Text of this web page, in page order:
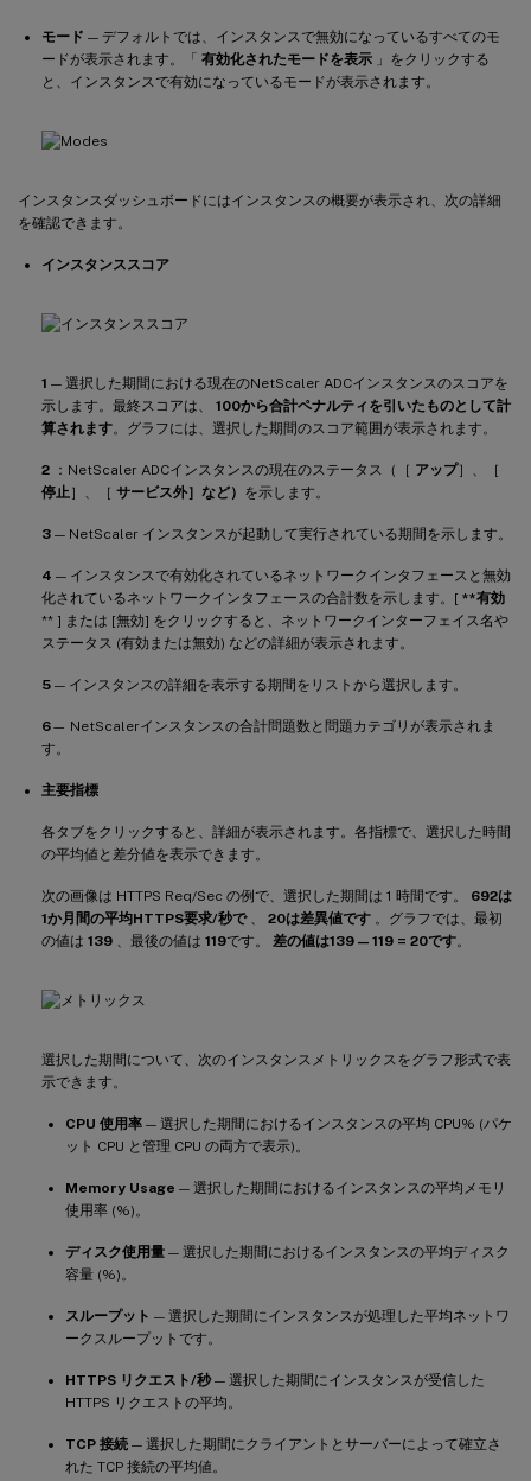
モード — デフォルトでは、インスタンスで無効になっているすべてのモ
ードが表示されます。「 有効化されたモードを表示 」をクリックする
と、インスタンスで有効になっているモードが表示されます。
インスタンスダッシュボードにはインスタンスの概要が表示され、次の詳細
を確認できます。
インスタンススコア
1 — 選択した期間における現在のNetScaler ADCインスタンスのスコアを
示します。最終スコアは、 100から合計ペナルティを引いたものとして計
算されます。グラフには、選択した期間のスコア範囲が表示されます。
2 ：NetScaler ADCインスタンスの現在のステータス（［ アップ］、［
停止 ］、［ サービス外］など） を示します。
3 — NetScaler インスタンスが起動して実行されている期間を示します。
4 — インスタンスで有効化されているネットワークインタフェースと無効
化されているネットワークインタフェースの合計数を示します。[ **有効
** ] または [無効] をクリックすると、ネットワークインターフェイス名や
ステータス (有効または無効) などの詳細が表示されます。
5 — インスタンスの詳細を表示する期間をリストから選択します。
6— NetScalerインスタンスの合計問題数と問題カテゴリが表示されま
す。
主要指標
各タブをクリックすると、詳細が表示されます。各指標で、選択した時間
の平均値と差分値を表示できます。
次の画像は HTTPS Req/Sec の例で、選択した期間は 1 時間です。 692は
1か月間の平均HTTPS要求/秒で、 20は差異値です 。グラフでは、最初
の値は 139 、最後の値は 119です。 差の値は139 — 119 = 20です。
選択した期間について、次のインスタンスメトリックスをグラフ形式で表
示できます。
CPU 使用率 — 選択した期間におけるインスタンスの平均 CPU% (パケ
ット CPU と管理 CPU の両方で表示)。
Memory Usage — 選択した期間におけるインスタンスの平均メモリ
使用率 (%)。
ディスク使用量 — 選択した期間におけるインスタンスの平均ディスク
容量 (%)。
スループット — 選択した期間にインスタンスが処理した平均ネットワ
ークスループットです。
HTTPS リクエスト/秒 — 選択した期間にインスタンスが受信した
HTTPS リクエストの平均。
TCP 接続 — 選択した期間にクライアントとサーバーによって確立さ
れた TCP 接続の平均値。